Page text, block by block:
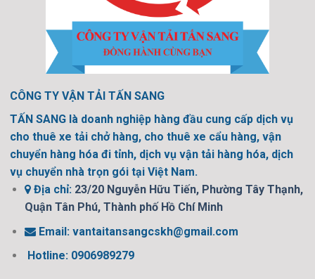
CÔNG TY VẬN TẢI TẤN SANG
TẤN SANG là doanh nghiệp hàng đầu cung cấp dịch vụ
cho thuê xe tải chở hàng, cho thuê xe cẩu hàng, vận
chuyển hàng hóa đi tỉnh, dịch vụ vận tải hàng hóa, dịch
vụ chuyển nhà trọn gói tại Việt Nam.
Địa chỉ: 23/20 Nguyễn Hữu Tiến, Phường Tây Thạnh,
Quận Tân Phú, Thành phố Hồ Chí Minh
Email:vantaitansangcskh@gmail.com
Hotline: 0906989279